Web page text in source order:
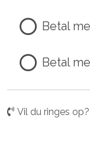
Betal
Betal
Vil du ringes op?